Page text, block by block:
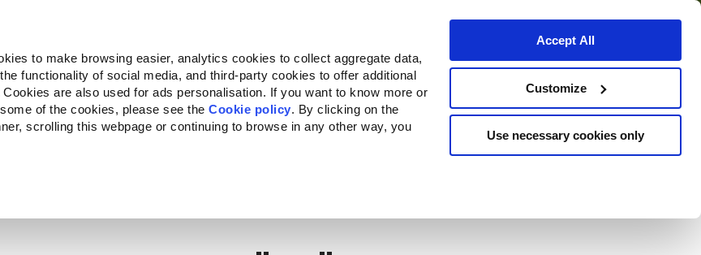
to make browsing easier, analytics cookies to collect aggregate data,
functionality of social media, and third-party cookies to offer additional
are also used for ads personalisation. If you want to know more or
of the cookies, please see theCookie policy. By clicking on the
scrolling this webpage or continuing to browse in any other way, you
Accept All
Customize
Use necessary cookies only
Companion for Life Call for Projects About us Where to buy